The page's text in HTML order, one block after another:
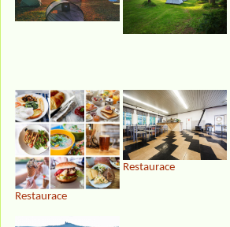
Restaurace
Restaurace